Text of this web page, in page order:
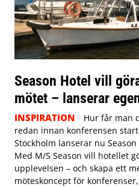
Season Hotel vill
mötet – lanserar
INSPIRATION
Hur får man
redan innan konferensen
Stockholm lanserar nu
Med M/S Season vill hotellet
upplevelsen – och skapa ett
möteskoncept för